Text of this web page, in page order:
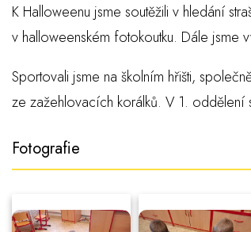
K Halloweenu jsme soutěžili v hledání
v halloweenském fotokoutku. Dále jsme
Sportovali jsme na školním hřišti,
ze zažehlovacích korálků. V 1. oddělení
Fotografie